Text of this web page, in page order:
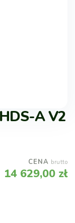
A V2
CENA brutto
14 629,00 zł